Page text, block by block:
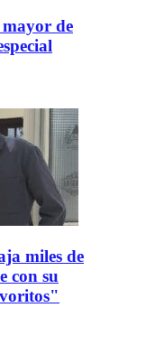
de
miles de
con su